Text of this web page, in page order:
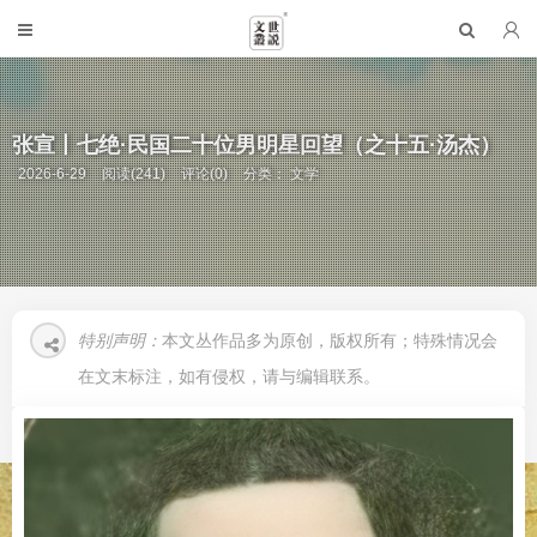
张宣丨七绝·民国二十位男明星回望（之十五·汤杰）
2026-6-29 阅读(241) 评论(0) 分类：文学
特别声明： 本文丛作品多为原创，版权所有；特殊情况会
在文末标注，如有侵权，请与编辑联系。